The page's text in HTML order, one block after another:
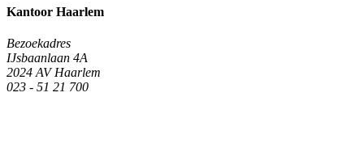
Kantoor Haarlem
Bezoekadres
IJsbaanlaan 4A
2024 AV Haarlem
023 - 51 21 700